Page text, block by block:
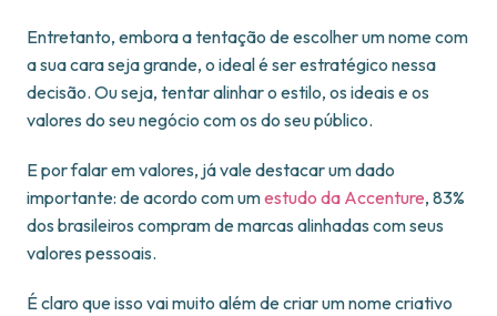
Entretanto, embora a tentação de escolher um nome com
a sua cara seja grande, o ideal é ser estratégico nessa
decisão. Ou seja, tentar alinhar o estilo, os ideais e os
valores do seu negócio com os do seu público.
E por falar em valores, já vale destacar um dado
importante: de acordo com umestudo da Accenture, 83%
dos brasileiros compram de marcas alinhadas com seus
valores pessoais.
É claro que isso vai muito além de criar um nome criativo